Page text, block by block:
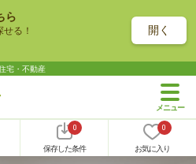
ら
る！ 開く
宅・不動産
0
保存した条件
0
お気に入り